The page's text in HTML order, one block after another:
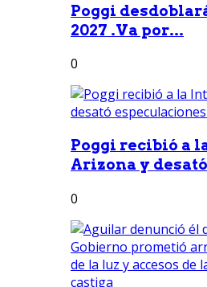
Poggi
2027 .Va por...
0
Poggi recibió a
Arizona y
0